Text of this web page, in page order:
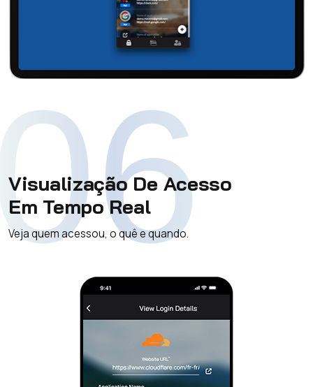
Visualização De Acesso
Em Tempo Real
Veja quem acessou, o quê e quando.